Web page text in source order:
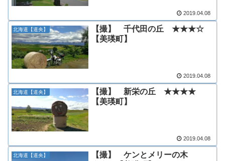
2019.04.08
北海道【道央】
【撮】 千代田の丘 ★★★☆
【美瑛町】
2019.04.08
北海道【道央】
【撮】 新栄の丘 ★★★★
【美瑛町】
2019.04.08
北海道【道央】
【撮】 ケンとメリーの木